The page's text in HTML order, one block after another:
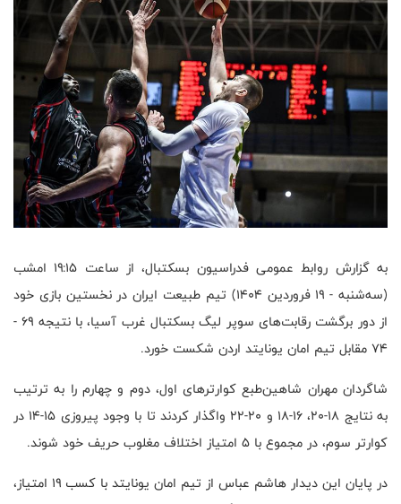
به گزارش روابط عمومی فدراسیون بسکتبال، از ساعت ۱۹:۱۵ امشب
(سه‌شنبه - ۱۹ فروردین ۱۴۰۴) تیم طبیعت ایران در نخستین بازی خود
از دور برگشت رقابت‌های سوپر لیگ بسکتبال غرب آسیا، با نتیجه ۶۹ -
۷۴ مقابل تیم امان یونایتد اردن شکست خورد.
شاگردان مهران شاهین‌طبع کوارترهای اول، دوم و چهارم را به ترتیب
به نتایج ۱۸-۲۰، ۱۶-۱۸ و ۲۰-۲۲ واگذار کردند تا با وجود پیروزی ۱۵-۱۴ در
کوارتر سوم، در مجموع با ۵ امتیاز اختلاف مغلوب حریف خود شوند.
در پایان این دیدار هاشم عباس از تیم امان یونایتد با کسب ۱۹ امتیاز،